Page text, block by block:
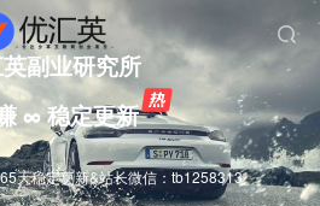
副业研究所
∞ 稳定更新
天稳定更新&站长微信：tb1258313